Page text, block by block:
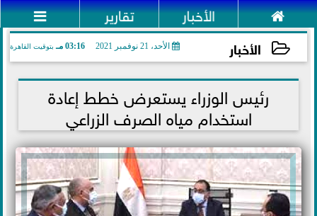
 الأخبار تقارير 
الأخبار الأحد، 21 نوفمبر 2021 03:16 مـ بتوقيت القاهرة
2021-11-21 15:16:20رئيس الوزراء يستعرض خطط إعادة
استخدام مياه الصرف الزراعي